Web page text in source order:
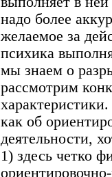
надо более
желаемое за
психика
мы знаем о
рассмотрим
как об
деятельности,
1) здесь четко